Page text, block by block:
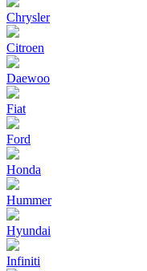
Chrysler
Citroen
Daewoo
Fiat
Ford
Honda
Hummer
Hyundai
Infiniti